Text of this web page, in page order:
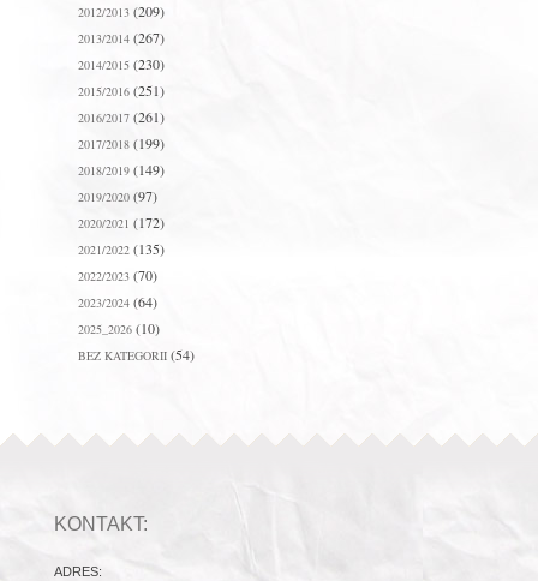
2012/2013(209)
2013/2014(267)
2014/2015(230)
2015/2016(251)
2016/2017(261)
2017/2018(199)
2018/2019(149)
2019/2020(97)
2020/2021 (172)
2021/2022(135)
2022/2023(70)
2023/2024(64)
2025_2026(10)
BEZ KATEGORII(54)
KONTAKT:
ADRES: